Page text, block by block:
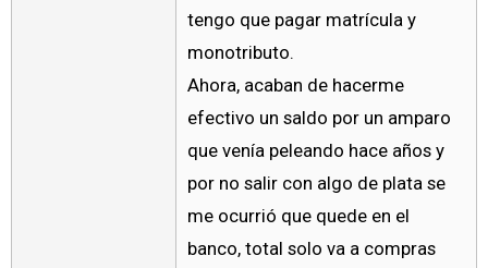
tengo que pagar matrícula y
monotributo.
Ahora, acaban de hacerme
efectivo un saldo por un amparo
que venía peleando hace años y
por no salir con algo de plata se
me ocurrió que quede en el
banco, total solo va a compras